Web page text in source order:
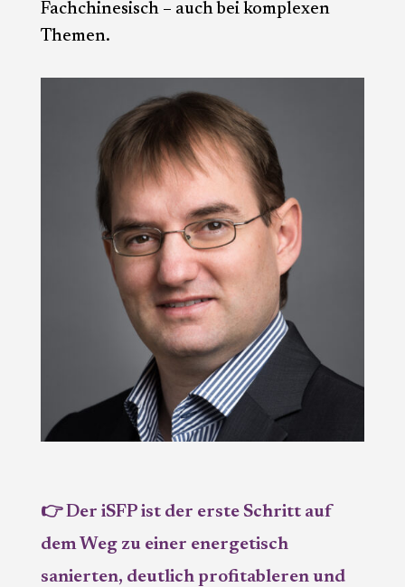
Fachchinesisch – auch bei komplexen
Themen.
👉 Der iSFP ist der erste Schritt auf
dem Weg zu einer energetisch
sanierten, deutlich profitableren und